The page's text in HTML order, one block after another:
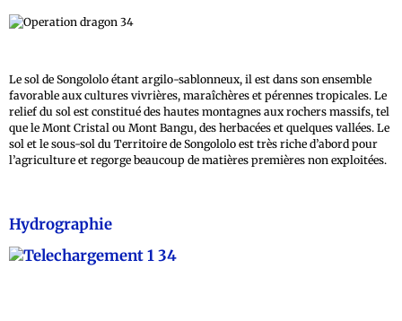
Le sol de Songololo étant argilo-sablonneux, il est dans son ensemble
favorable aux cultures vivrières, maraîchères et pérennes tropicales. Le
relief du sol est constitué des hautes montagnes aux rochers massifs, tel
que le Mont Cristal ou Mont Bangu, des herbacées et quelques vallées. Le
sol et le sous-sol du Territoire de Songololo est très riche d’abord pour
l’agriculture et regorge beaucoup de matières premières non exploitées.
Hydrographie